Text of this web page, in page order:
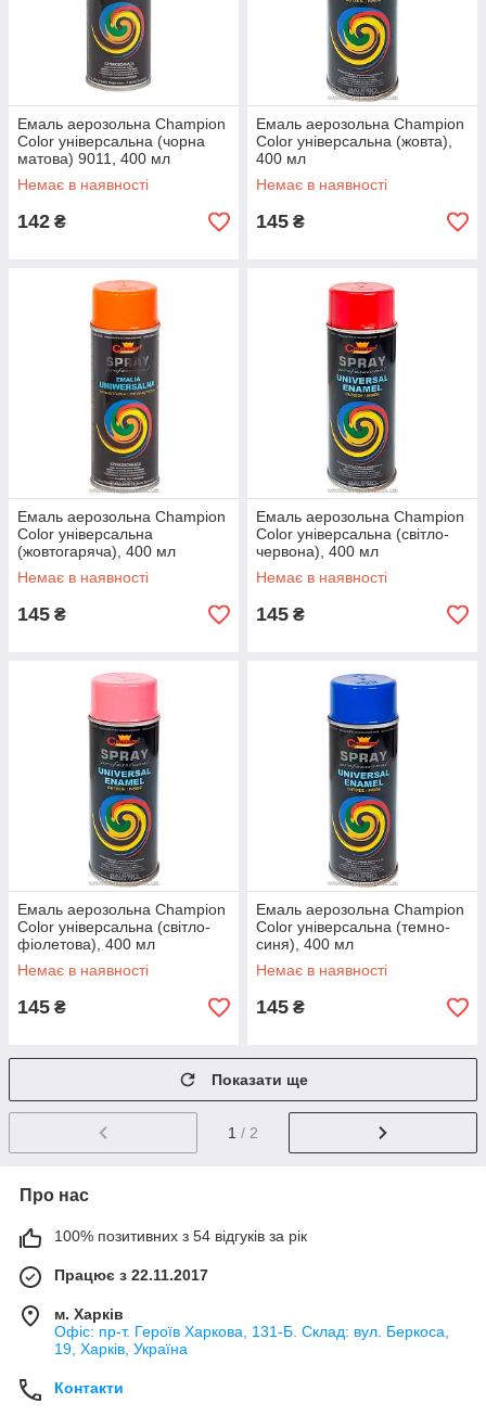
Емаль аерозольна Champion
Color універсальна (чорна
матова) 9011, 400 мл
Немає в наявності
142 ₴
Емаль аерозольна Champion
Color універсальна (жовта),
400 мл
Немає в наявності
145 ₴
Емаль аерозольна Champion
Color універсальна
(жовтогаряча), 400 мл
Немає в наявності
145 ₴
Емаль аерозольна Champion
Color універсальна (світло-
червона), 400 мл
Немає в наявності
145 ₴
Емаль аерозольна Champion
Color універсальна (світло-
фіолетова), 400 мл
Немає в наявності
145 ₴
Емаль аерозольна Champion
Color універсальна (темно-
синя), 400 мл
Немає в наявності
145 ₴
Показати ще
1 / 2
Про нас
100% позитивних з 54 відгуків за рік
Працює з 22.11.2017
м. Харків
Офіс: пр-т. Героїв Харкова, 131-Б. Склад: вул. Беркоса,
19, Харків, Україна
Контакти